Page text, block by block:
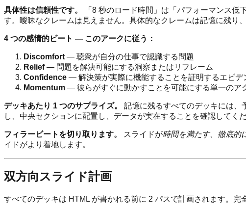
具体性は信頼性です。
「8 秒のロード時間」は「パフォーマンス低
す。曖昧なクレームは見えません。具体的なクレームは記憶に残り
4 つの感情的ビート — このアークに従う：
Discomfort — 聴衆が自分の仕事で認識する問題
Relief— 問題を解決可能にする洞察またはリフレーム
Confidence — 解決策が実際に機能することを証明するエビデ
Momentum — 彼らがすぐに動かすことを可能にする単一のア
デッキあたり 1 つのサプライズ。
記憶に残るすべてのデッキには
し、中央セクションに配置し、データが実在することを確認してくだ
フィラービートを切り取ります。 スライドが時間を満たす、 徹底的
イドがより着地します。
双方向スライド計画
すべてのデッキは HTML が書かれる前に 2 パスで計画されます。完